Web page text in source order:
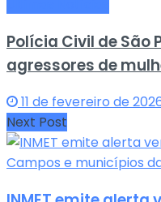
Polícia Civil de São
agressores de
11 de fevereiro de
Next Post